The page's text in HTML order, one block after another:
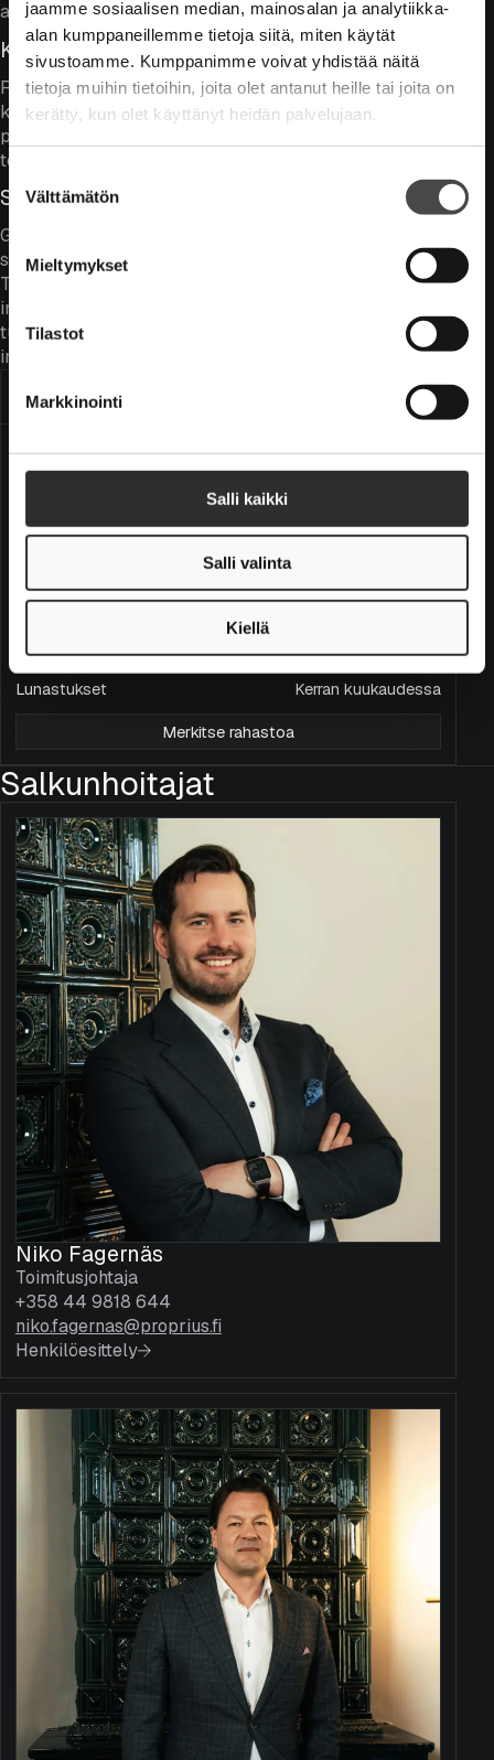
jaamme sosiaalisen median, mainosalan ja analytiikka-
alan kumppaneillemme tietoja siitä, miten käytät
sivustoamme. Kumppanimme voivat yhdistää näitä
tietoja muihin tietoihin, joita olet antanut heille tai joita on
kerätty, kun olet käyttänyt heidän palvelujaan.
valinta
Välttämätön
Mieltymykset
Tilastot
Markkinointi
Salli kaikki
Salli valinta
Kiellä
arvostuskertoimia.
Kriittiset toimialat
Rahastoa voisi kuvata insinöörirahastoksi sen
keskittyessä ilmailuun, puolijohteisiin,
puolustusteollisuuteen, infrastruktuuriin,
terveydenhuoltoon ja ohjelmistoyhtiöihin.
Strateginen kapitalismi
Globaali talousjärjestelmä liikkuu länsimaissa kohti
strategista taloutta, jonka pääajurina toimii turvallisuus.
Tämä vaatii Euroopalta merkittävää mukautumista ja
investointeja. Strategisesti tärkeiden toimialojen
turvaaminen ja kehittäminen nousee kansalliseksi
intressiksi. Eurooppa tarvitsee vahvoja yhtiöitä.
Kulut ja merkintätiedot
Hallintopalkkio
1,20 % p.a.
Merkintäpalkkio
0 % (5 % soft close -tilanteessa)
sijoitusajan mukaisesti
0,0 %: yli 3 vuotta, 1,0 %: 1-3
vuotta, 2,0 %: alle vuosi
STOXX Europe 600 Net Return EUR
Merkinnät
Kaksi kertaa kuukaudessa
Lunastukset
Kerran kuukaudessa
Merkitse rahastoa
Salkunhoitajat
Niko Fagernäs
Toimitusjohtaja
+358 44 9818 644
niko.fagernas@proprius.fi
Henkilöesittely